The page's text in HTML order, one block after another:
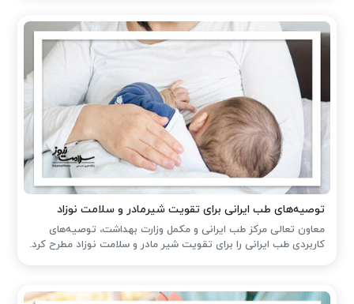
توصیه‌های طب ایرانی برای تقویت شیرمادر و سلامت نوزاد
معاون تعالی مرکز طب ایرانی و مکمل وزارت بهداشت، توصیه‌های
کاربردی طب ایرانی را برای تقویت شیر مادر و سلامت نوزاد مطرح کرد.